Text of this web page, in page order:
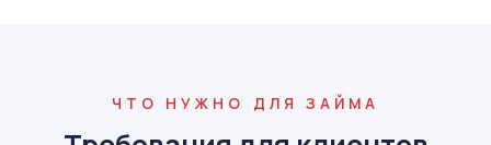
ЧТО НУЖНО ДЛЯ ЗАЙМА